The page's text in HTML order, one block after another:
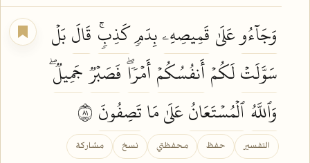
وَجَآءُوعَلَىٰ قَمِيصِهِۦبِدَمٖكَذِبٖۚ قَالَبَلۡ
سَوَّلَتۡلَكُمۡأَنفُسُكُمۡأَمۡرٗاۖفَصَبۡرٞجَمِيلٞۖ
وَٱللَّهُٱلۡمُسۡتَعَانُعَلَىٰ مَاتَصِفُونَ
التفسير حفظ محفظتي نسخ مشاركة